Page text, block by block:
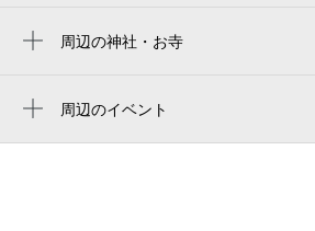
Marche BBQ 6J（マルシェビービーキュー 6
ジェイ）
周辺の神社・お寺
正行寺
教専寺
周辺のイベント